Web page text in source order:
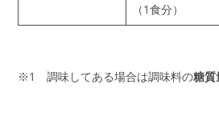
（1食分）
※1 調味してある場合は調味料の糖質